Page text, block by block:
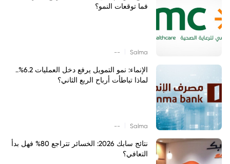
فما توقعات النمو؟
Salma
--
الإنماء: نمو التمويل يرفع دخل العمليات 6.2%..
لماذا تباطأت أرباح الربع الثاني؟
Salma
--
نتائج سابك 2026: الخسائر تتراجع 80% فهل بدأ
التعافي؟